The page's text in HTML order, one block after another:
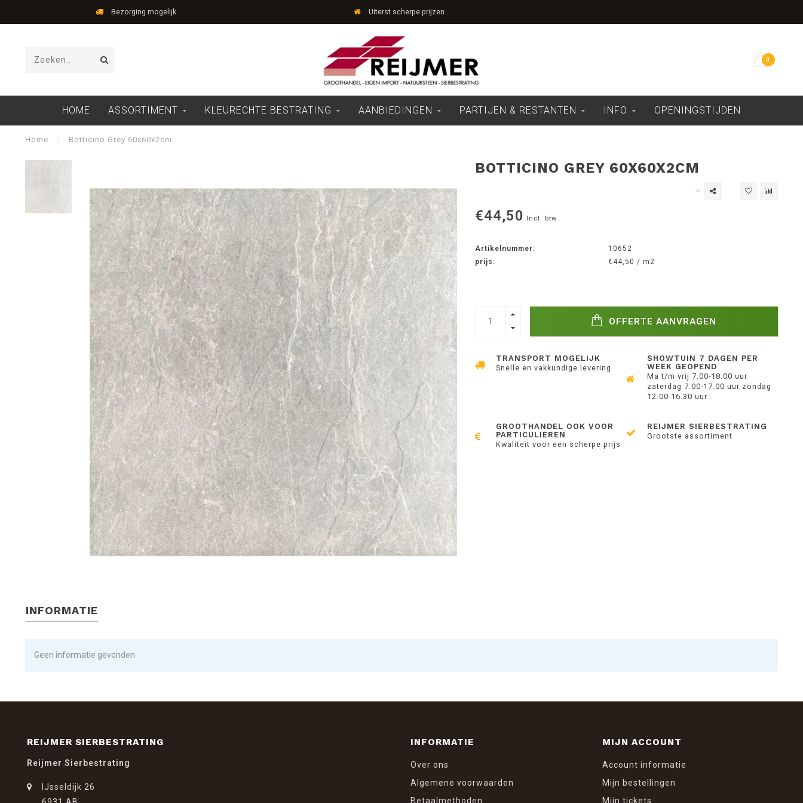
Bezorging mogelijk Uiterst scherpe prijzen
0
HOME ASSORTIMENT KLEURECHTE BESTRATING AANBIEDINGEN PARTIJEN & RESTANTEN INFO OPENINGSTIJDEN
Home / Botticino Grey 60x60x2cm
BOTTICINO GREY 60X60X2CM
€44,50 Incl. btw
Artikelnummer:
10652
prijs:
€44,50 / m2
OFFERTE AANVRAGEN
TRANSPORT MOGELIJK
Snelle en vakkundige levering
SHOWTUIN 7 DAGEN PER
WEEK GEOPEND
Ma t/m vrij 7.00-18.00 uur
zaterdag 7.00-17.00 uur zondag
12.00-16.30 uur
GROOTHANDEL OOK VOOR
PARTICULIEREN
Kwaliteit voor een scherpe prijs
REIJMER SIERBESTRATING
Grootste assortiment
INFORMATIE
Geen informatie gevonden
REIJMER SIERBESTRATING
Reijmer Sierbestrating
IJsseldijk 26
INFORMATIE
Over ons
Algemene voorwaarden
Betaalmethoden
MIJN ACCOUNT
Account informatie
Mijn bestellingen
Mijn tickets